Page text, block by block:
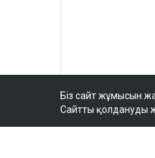
Біз сайт жұмысын
Сайтты қолдануды